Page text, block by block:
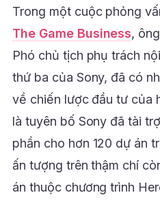
Trong một cuộc phỏng
The Game Business,
Phó chủ tịch phụ trách
thứ ba của Sony, đã có
về chiến lược đầu tư của
là tuyên bố Sony đã tài
phần cho hơn 120 dự án
ấn tượng trên thậm chí
án thuộc chương trình